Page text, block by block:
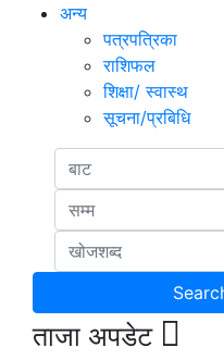
अन्य
पत्रपत्रिका
राशिफल
शिक्षा/ स्वास्थ
सूचना/प्रबिधि
ताजा अपडेट